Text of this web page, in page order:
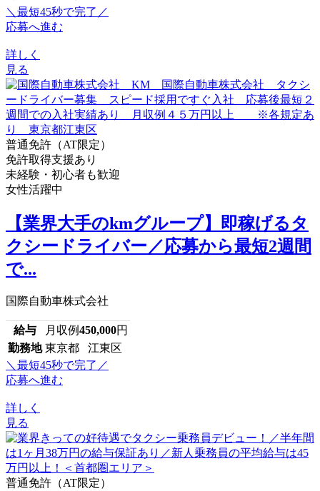
＼最短45秒で完了／
応募へ進む
詳しく
見る
普通免許（AT限定）
免許取得支援あり
未経験・初心者も歓迎
女性活躍中
【業界大手のkmグループ】即稼げるタ
クシードライバー／応募から最短2週間
で...
国際自動車株式会社
給与 月収例450,000円
勤務地 東京都 江東区
＼最短45秒で完了／
応募へ進む
詳しく
見る
普通免許（AT限定）